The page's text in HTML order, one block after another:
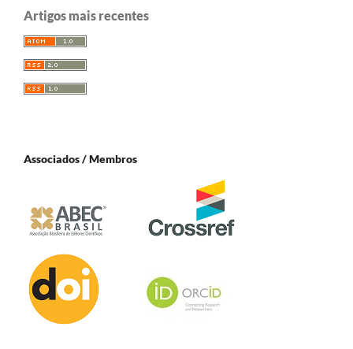
Artigos mais recentes
Associados / Membros